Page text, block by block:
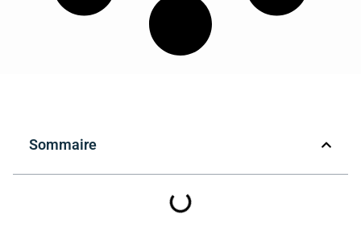
Sommaire